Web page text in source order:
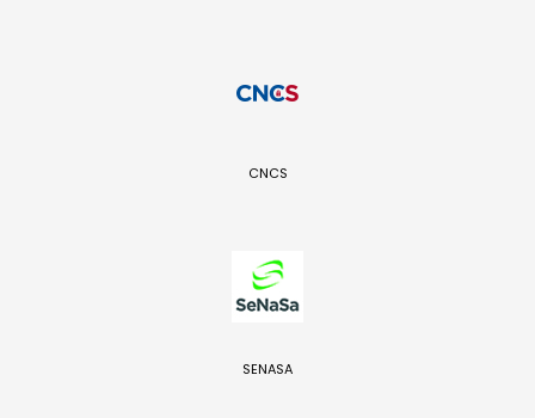
CNCS
SENASA